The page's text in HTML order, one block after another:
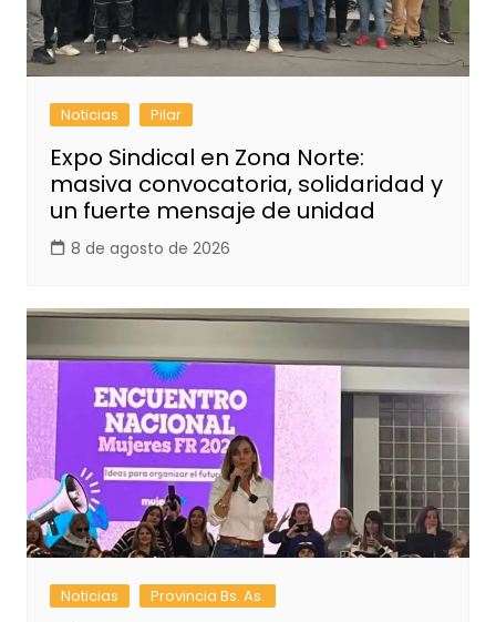
Noticias Pilar
Expo Sindical en Zona Norte:
masiva convocatoria, solidaridad y
un fuerte mensaje de unidad
8 de agosto de 2026
Noticias Provincia Bs. As.